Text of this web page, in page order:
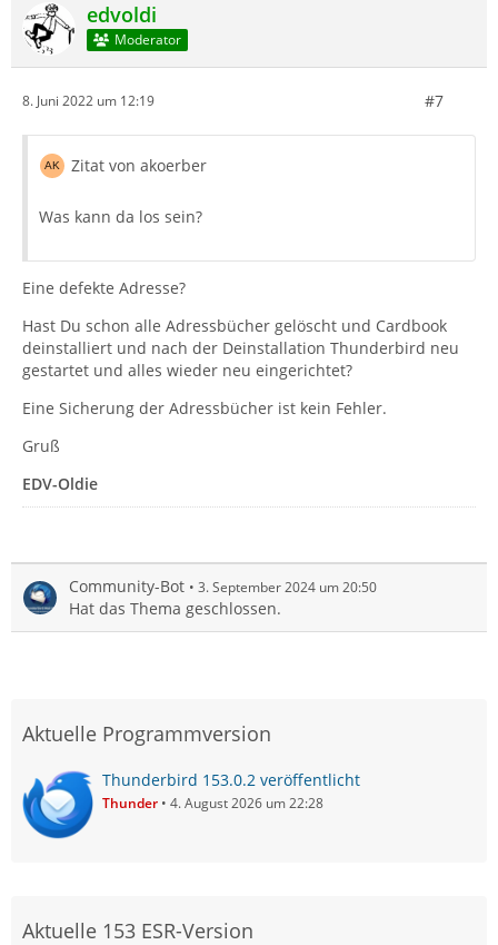
edvoldi
Moderator
8. Juni 2022 um 12:19 #7
Zitat von akoerber
Was kann da los sein?
Eine defekte Adresse?
Hast Du schon alle Adressbücher gelöscht und Cardbook
deinstalliert und nach der Deinstallation Thunderbird neu
gestartet und alles wieder neu eingerichtet?
Eine Sicherung der Adressbücher ist kein Fehler.
Gruß
EDV-Oldie
Community-Bot 3. September 2024 um 20:50
Hat das Thema geschlossen.
Aktuelle Programmversion
Thunderbird 153.0.2 veröffentlicht
Thunder 4. August 2026 um 22:28
Aktuelle 153 ESR-Version